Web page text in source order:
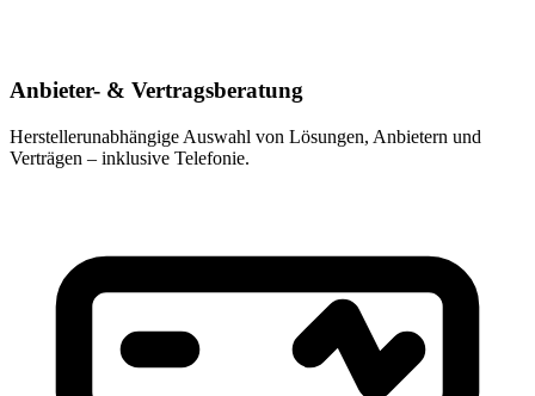
Anbieter- & Vertragsberatung
Herstellerunabhängige Auswahl von Lösungen, Anbietern und
Verträgen – inklusive Telefonie.